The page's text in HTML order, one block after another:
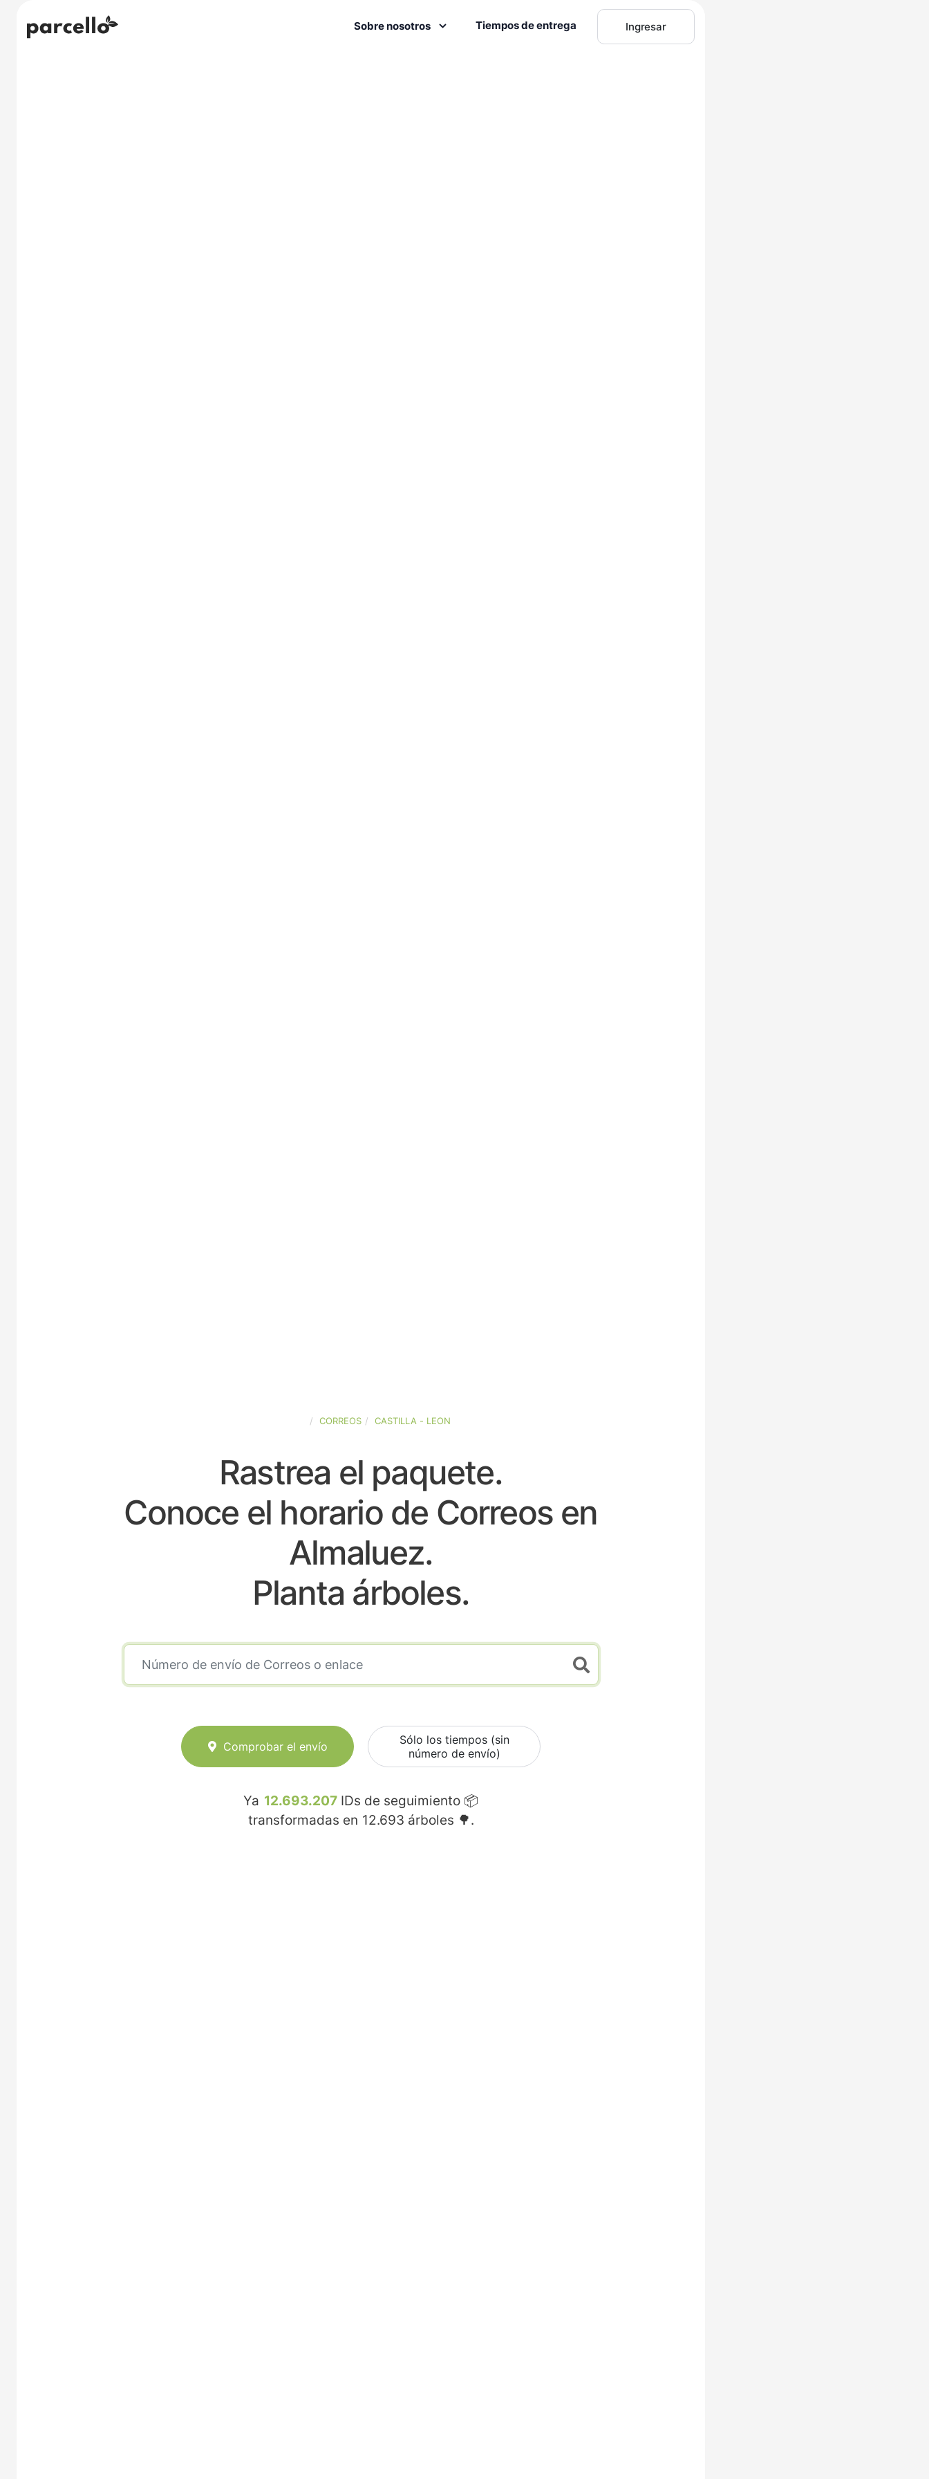
Sobre nosotros Tiempos de entrega Ingresar
CORREOS CASTILLA - LEON
Rastrea el paquete.
Conoce el horario de Correos en
Almaluez.
Planta árboles.
Comprobar el envío
Sólo los tiempos (sin
número de envío)
Ya 12.693.207 IDs de seguimiento 📦
transformadas en 12.693 árboles 🌳.